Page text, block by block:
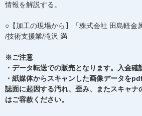
情報を解説する。
○【加工の現場から】「株式会社 田島軽金属
/技術支援業/滝沢 満
※ご注意
・データ転送での販売となります。入金確
・紙媒体からスキャンした画像データを
誌面に起因する汚れ、歪み、またスキャナ
はご容赦ください。